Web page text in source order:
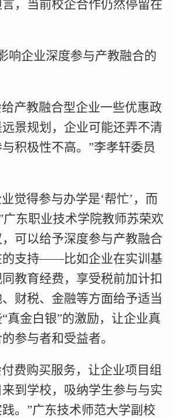
，当前校企合作仍然停留在
响企业深度参与产教融合的
产教融合型企业一些优惠政
景规划，企业可能还弄不清
积极性不高。”李孝轩委员
觉得参与办学是‘帮忙’，而
广东职业技术学院教师苏荣欢
可以给予深度参与产教融合
的支持——比如企业在实训基
教育经费，享受税前加计扣
财税、金融等方面给予适当
真金白银”的激励，让企业真
参与者和受益者。
费购买服务，让企业项目组
到学校，吸纳学生参与与实
。”广东技术师范大学副校